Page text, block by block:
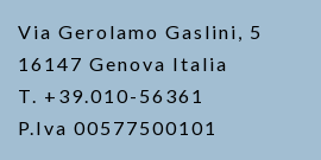
Via Gerolamo Gaslini, 5
16147 Genova Italia
T. +39.010-56361
P.Iva 00577500101